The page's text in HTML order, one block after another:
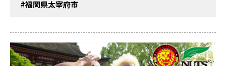
#福岡県太宰府市